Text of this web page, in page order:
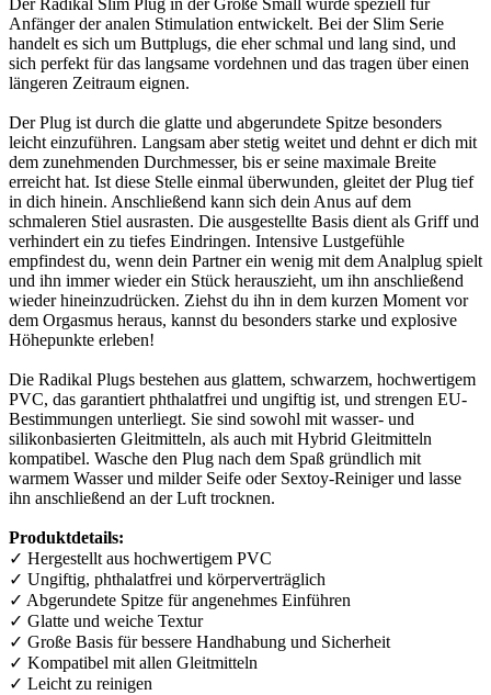
Der Radikal Slim Plug in der Größe Small wurde speziell für
Anfänger der analen Stimulation entwickelt. Bei der Slim Serie
handelt es sich um Buttplugs, die eher schmal und lang sind, und
sich perfekt für das langsame vordehnen und das tragen über einen
längeren Zeitraum eignen.
Der Plug ist durch die glatte und abgerundete Spitze besonders
leicht einzuführen. Langsam aber stetig weitet und dehnt er dich mit
dem zunehmenden Durchmesser, bis er seine maximale Breite
erreicht hat. Ist diese Stelle einmal überwunden, gleitet der Plug tief
in dich hinein. Anschließend kann sich dein Anus auf dem
schmaleren Stiel ausrasten. Die ausgestellte Basis dient als Griff und
verhindert ein zu tiefes Eindringen. Intensive Lustgefühle
empfindest du, wenn dein Partner ein wenig mit dem Analplug spielt
und ihn immer wieder ein Stück herauszieht, um ihn anschließend
wieder hineinzudrücken. Ziehst du ihn in dem kurzen Moment vor
dem Orgasmus heraus, kannst du besonders starke und explosive
Höhepunkte erleben!
Die Radikal Plugs bestehen aus glattem, schwarzem, hochwertigem
PVC, das garantiert phthalatfrei und ungiftig ist, und strengen EU-
Bestimmungen unterliegt. Sie sind sowohl mit wasser- und
silikonbasierten Gleitmitteln, als auch mit Hybrid Gleitmitteln
kompatibel. Wasche den Plug nach dem Spaß gründlich mit
warmem Wasser und milder Seife oder Sextoy-Reiniger und lasse
ihn anschließend an der Luft trocknen.
Produktdetails:
✓ Hergestellt aus hochwertigem PVC
✓ Ungiftig, phthalatfrei und körperverträglich
✓ Abgerundete Spitze für angenehmes Einführen
✓ Glatte und weiche Textur
✓ Große Basis für bessere Handhabung und Sicherheit
✓ Kompatibel mit allen Gleitmitteln
✓ Leicht zu reinigen